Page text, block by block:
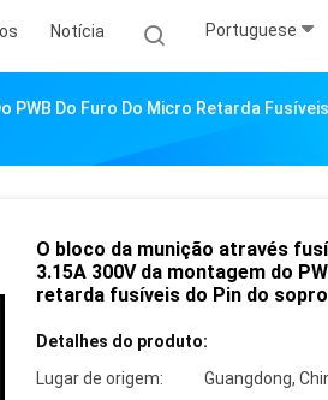
Notícia Portuguese
Do Furo Do Micro Retarda
O bloco da munição através
3.15A 300V da montagem do
retarda fusíveis do Pin do
Detalhes do produto:
Lugar de origem:
Guangdong,